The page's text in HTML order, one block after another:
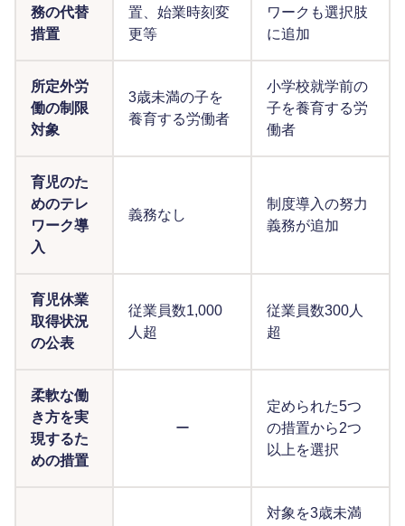
務の代替
措置
置、始業時刻変
更等
ワークも選択肢
に追加
所定外労
働の制限
対象
3歳未満の子を
養育する労働者
小学校就学前の
子を養育する労
働者
育児のた
めのテレ
ワーク導
入
義務なし
制度導入の努力
義務が追加
育児休業
取得状況
の公表
従業員数1,000
人超
従業員数300人
超
柔軟な働
き方を実
現するた
めの措置
ー
定められた5つ
の措置から2つ
以上を選択
対象を3歳未満